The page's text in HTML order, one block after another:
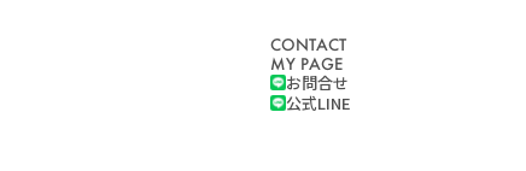
CONTACT
MY PAGE
お問合せ
公式LINE